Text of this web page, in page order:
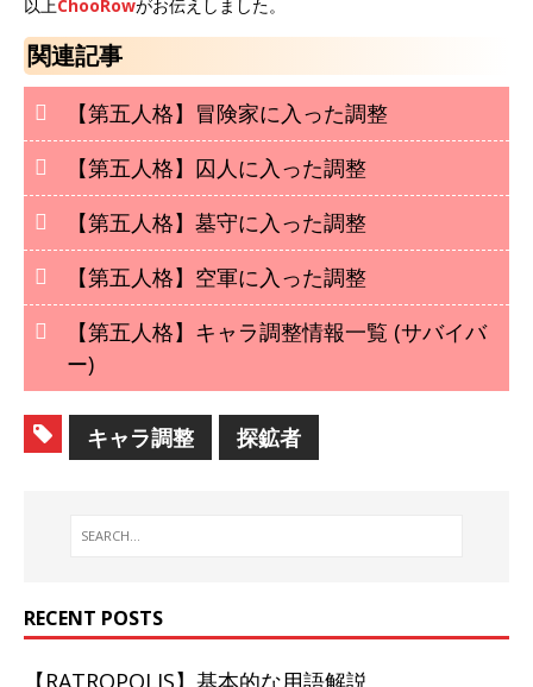
以上ChooRowがお伝えしました。
関連記事
【第五人格】冒険家に入った調整
【第五人格】囚人に入った調整
【第五人格】墓守に入った調整
【第五人格】空軍に入った調整
【第五人格】キャラ調整情報一覧 (サバイバ
ー)
キャラ調整 探鉱者
RECENT POSTS
【RATROPOLIS】基本的な用語解説